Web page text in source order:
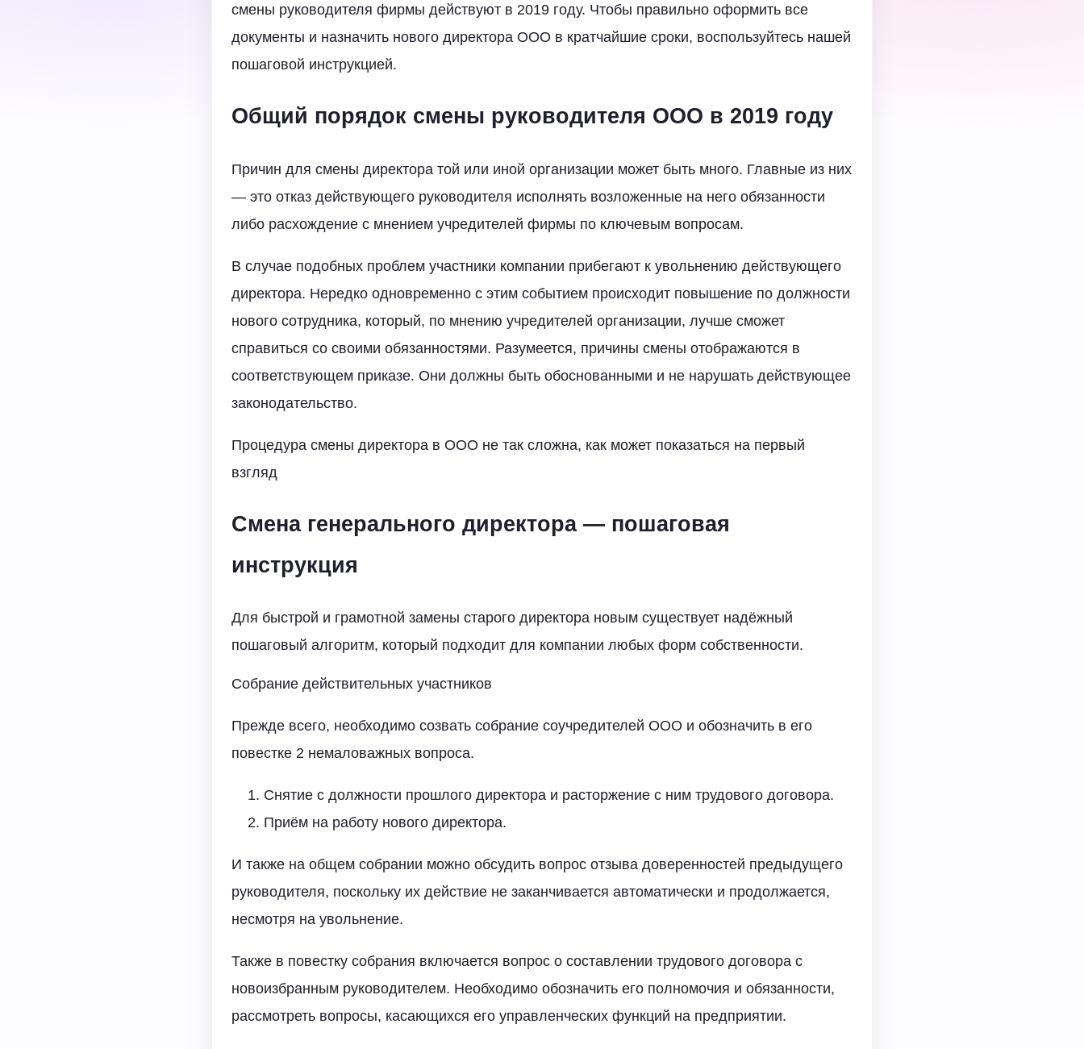
смены руководителя фирмы действуют в 2019 году. Чтобы правильно оформить все
документы и назначить нового директора ООО в кратчайшие сроки, воспользуйтесь нашей
пошаговой инструкцией.
Общий порядок смены руководителя ООО в 2019 году
Причин для смены директора той или иной организации может быть много. Главные из них
— это отказ действующего руководителя исполнять возложенные на него обязанности
либо расхождение с мнением учредителей фирмы по ключевым вопросам.
В случае подобных проблем участники компании прибегают к увольнению действующего
директора. Нередко одновременно с этим событием происходит повышение по должности
нового сотрудника, который, по мнению учредителей организации, лучше сможет
справиться со своими обязанностями. Разумеется, причины смены отображаются в
соответствующем приказе. Они должны быть обоснованными и не нарушать действующее
законодательство.
Процедура смены директора в ООО не так сложна, как может показаться на первый
взгляд
Смена генерального директора — пошаговая
инструкция
Для быстрой и грамотной замены старого директора новым существует надёжный
пошаговый алгоритм, который подходит для компании любых форм собственности.
Собрание действительных участников
Прежде всего, необходимо созвать собрание соучредителей ООО и обозначить в его
повестке 2 немаловажных вопроса.
Снятие с должности прошлого директора и расторжение с ним трудового договора.
Приём на работу нового директора.
И также на общем собрании можно обсудить вопрос отзыва доверенностей предыдущего
руководителя, поскольку их действие не заканчивается автоматически и продолжается,
несмотря на увольнение.
Также в повестку собрания включается вопрос о составлении трудового договора с
новоизбранным руководителем. Необходимо обозначить его полномочия и обязанности,
рассмотреть вопросы, касающихся его управленческих функций на предприятии.